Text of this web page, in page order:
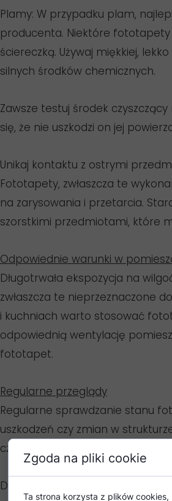
Plamy: W przypadku plam,
producenta. Niektóre
ściereczką. Używaj miękkiej,
silnych środków chemicznych.
Zawsze testuj środek
się, że nie uszkodzi on jej
Unikaj kontaktu z ostrymi
Fototapety, zwłaszcza te
na zarysowania i przetarcia.
szorstkimi przedmiotami, które
Odpowiednie warunki w
Długotrwała ekspozycja na
zwłaszcza te nieprzeznaczone
i kuchniach warto stosować
odpowiednią wentylację
fototapet.
Regularne przeglądy
Regularne sprawdzanie stanu
uszkodzeń czy zmian w
często naprawić, zanim staną
Dbanie o fototapety nie
Zgoda na pliki cookie
Ta strona korzysta z plików